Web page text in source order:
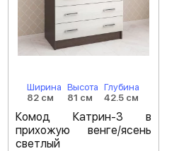
Ширина
82 см
Высота
81 см
Глубина
42.5 см
Комод Катрин-3 в
прихожую венге/ясень
светлый